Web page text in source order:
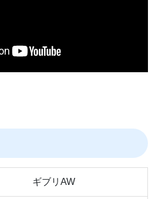
ギブリAW